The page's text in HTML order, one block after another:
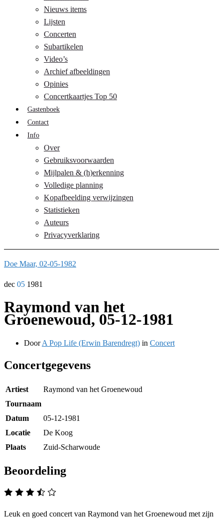
Nieuws items
Lijsten
Concerten
Subartikelen
Video’s
Archief afbeeldingen
Opinies
Concertkaartjes Top 50
Gastenboek
Contact
Info
Over
Gebruiksvoorwaarden
Mijlpalen & (h)erkenning
Volledige planning
Kopafbeelding verwijzingen
Statistieken
Auteurs
Privacyverklaring
Doe Maar, 02-05-1982
dec 05 1981
Raymond van het
Groenewoud, 05-12-1981
DoorA Pop Life (Erwin Barendregt) in Concert
Concertgegevens
Artiest
Raymond van het Groenewoud
Tournaam
Datum
05-12-1981
Locatie
De Koog
Plaats
Zuid-Scharwoude
Beoordeling
Leuk en goed concert van Raymond van het Groenewoud met zijn